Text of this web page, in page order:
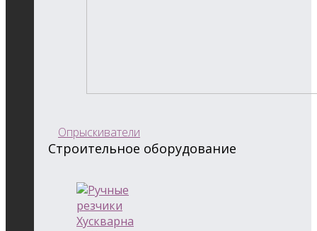
Опрыскиватели
Строительное оборудование